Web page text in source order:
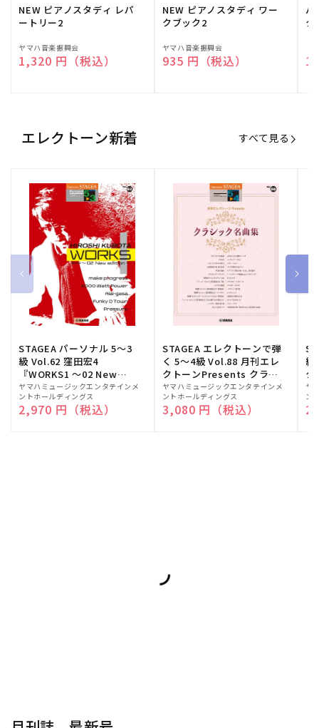
NEW ピアノスタディ レパ
ートリー2
販
売
ヤマハ音楽振興会
通常価格
1,320 円（税込）
NEW ピアノスタディ ワー
クブック2
販
売
ヤマハ音楽振興会
通常価格
935 円（税込）
バ
ク
売
エレクトーン新着 すべて見る
STAGEA パーソナル 5～3
級 Vol.62 窪田宏4
『WORKS1 ～02 New
edition～』
販
売
元:
ヤマハミュージックエンタテインメ
ントホールディングス
通常価格
2,970 円（税込）
STAGEA エレクトーンで弾
く 5～4級 Vol.88 月刊エレ
クトーンPresents クラシ
ック名曲集
販
売
元:
ヤマハミュージックエンタテインメ
ントホールディングス
通常価格
3,080 円（税込）
級
ク
販
売
元:
ヤ
ン